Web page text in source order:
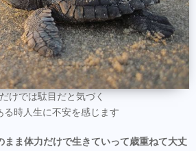
けでは駄目だと気づく
る時人生に不安を感じます
まま体力だけで生きていって歳重ねて大丈